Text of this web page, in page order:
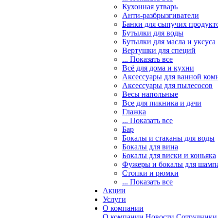
Кухонная утварь
Анти-разбрызгиватели
Банки для сыпучих
Бутылки для воды
Бутылки для масла и уксуса
Вертушки для специй
... Показать все
Всё для дома и кухни
Аксессуары для ванной
Аксессуары для пылесосов
Весы напольные
Все для пикника и дачи
Глажка
... Показать все
Бар
Бокалы и стаканы для воды
Бокалы для вина
Бокалы для виски и коньяка
Фужеры и бокалы для
Стопки и рюмки
... Показать все
Акции
Услуги
О компании